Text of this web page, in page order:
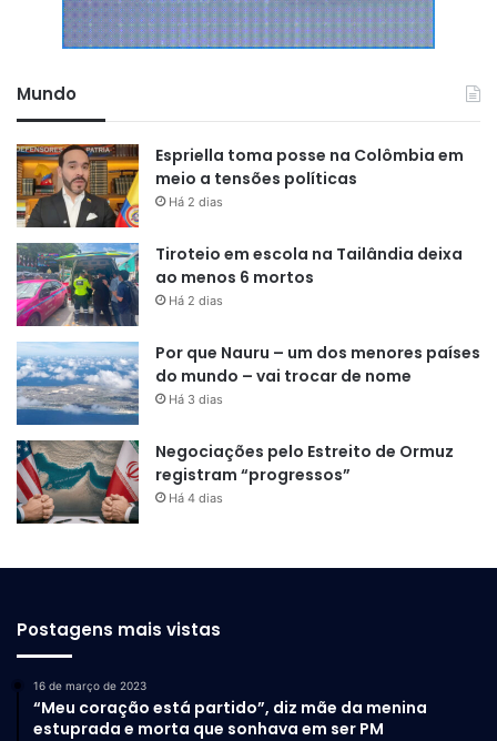
Mundo
Espriella toma posse na Colômbia em
meio a tensões políticas
Há 2 dias
Tiroteio em escola na Tailândia deixa
ao menos 6 mortos
Há 2 dias
Por que Nauru – um dos menores países
do mundo – vai trocar de nome
Há 3 dias
Negociações pelo Estreito de Ormuz
registram “progressos”
Há 4 dias
Postagens mais vistas
16 de março de 2023
“Meu coração está partido”, diz mãe da menina
estuprada e morta que sonhava em ser PM